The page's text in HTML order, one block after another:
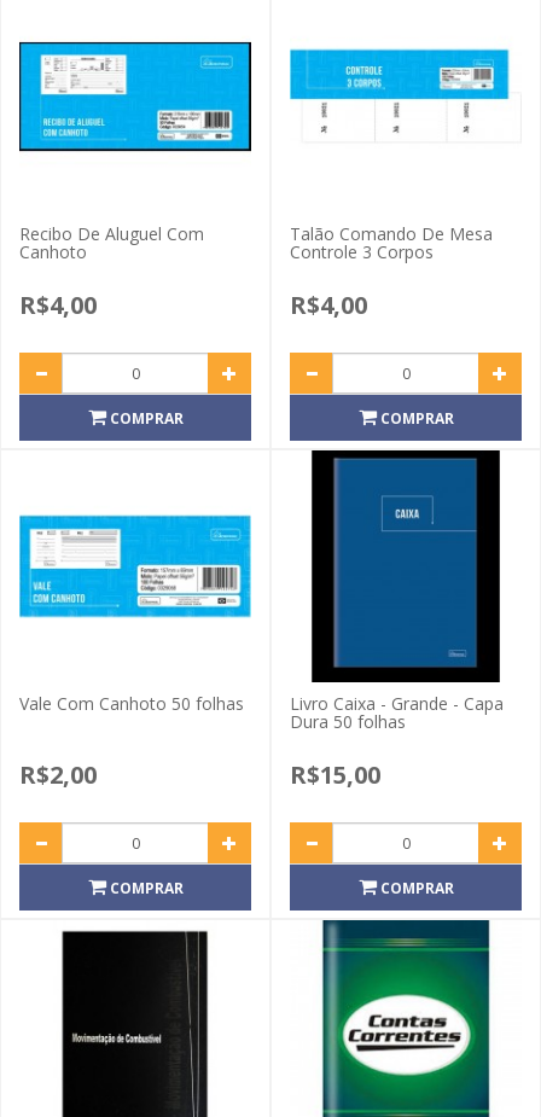
Recibo De Aluguel Com
Canhoto
R$4,00
COMPRAR
Talão Comando De Mesa
Controle 3 Corpos
R$4,00
COMPRAR
Vale Com Canhoto 50 folhas
R$2,00
COMPRAR
Livro Caixa - Grande - Capa
Dura 50 folhas
R$15,00
COMPRAR